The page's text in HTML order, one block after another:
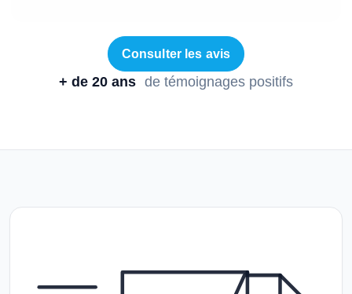
Consulter les avis
+ de 20 ans de témoignages positifs